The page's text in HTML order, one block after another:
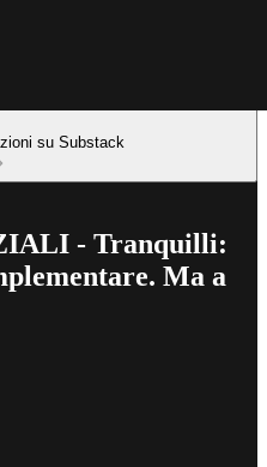
su Substack
- Tranquilli:
Ma a